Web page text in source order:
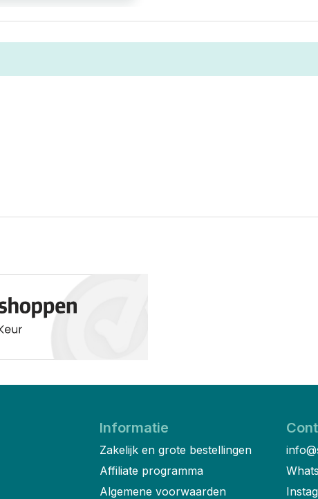
Informatie
Zakelijk en grote bestellingen
Affiliate programma
Algemene voorwaarden